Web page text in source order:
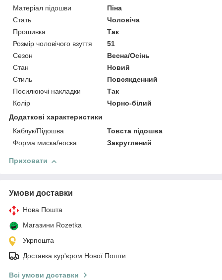
Матеріал підошви
Піна
Стать
Чоловіча
Прошивка
Так
Розмір чоловічого взуття
51
Сезон
Весна/Осінь
Стан
Новий
Стиль
Повсякденний
Посилюючі накладки
Так
Колір
Чорно-білий
Додаткові характеристики
Каблук/Підошва
Товста підошва
Форма миска/носка
Закруглений
Приховати
Умови доставки
Нова Пошта
Магазини Rozetka
Укрпошта
Доставка кур'єром Нової Пошти
Всі умови доставки